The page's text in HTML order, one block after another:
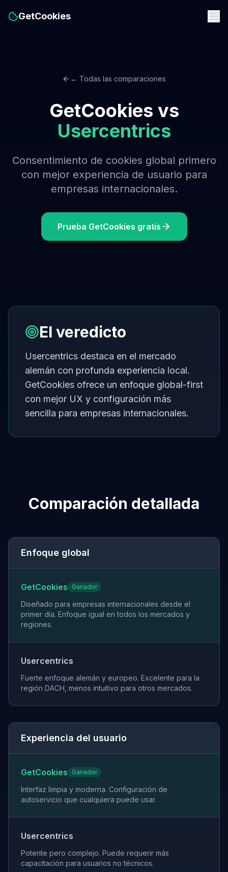
GetCookies
← Todas las comparaciones
GetCookies vs
Usercentrics
Consentimiento de cookies global primero
con mejor experiencia de usuario para
empresas internacionales.
Prueba GetCookies gratis
El veredicto
Usercentrics destaca en el mercado
alemán con profunda experiencia local.
GetCookies ofrece un enfoque global-first
con mejor UX y configuración más
sencilla para empresas internacionales.
Comparación detallada
Enfoque global
GetCookies Ganador
Diseñado para empresas internacionales desde el
primer día. Enfoque igual en todos los mercados y
regiones.
Usercentrics
Fuerte enfoque alemán y europeo. Excelente para la
región DACH, menos intuitivo para otros mercados.
Experiencia del usuario
GetCookies Ganador
Interfaz limpia y moderna. Configuración de
autoservicio que cualquiera puede usar.
Usercentrics
Potente pero complejo. Puede requerir más
capacitación para usuarios no técnicos.